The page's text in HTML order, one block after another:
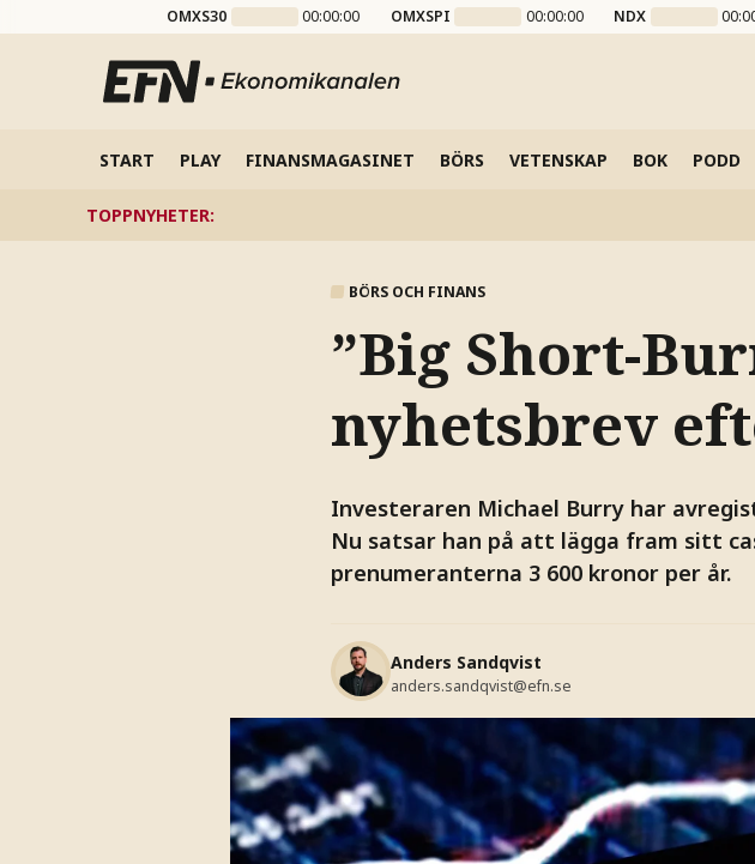
OMXS30 00:00:00 OMXSPI 00:00:00 NDX
START PLAY FINANSMAGASINET BÖRS VETENSKAP BOK PODD
TOPPNYHETER:
BÖRS OCH FINANS
”Big Short-
nyhetsbrev
Investeraren Michael Burry har
Nu satsar han på att lägga fram sitt
prenumeranterna 3 600 kronor per år.
Anders Sandqvist
anders.sandqvist@efn.se